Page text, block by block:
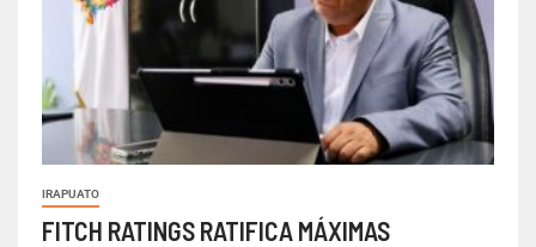
IRAPUATO
FITCH RATINGS RATIFICA MÁXIMAS